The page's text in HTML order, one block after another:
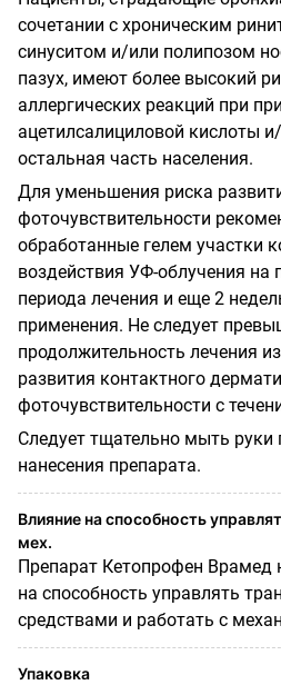
сочетании с хроническим
синуситом и/или полипозом
пазух, имеют более высокий
аллергических реакций при
ацетилсалициловой кислоты
остальная часть населения.
Для уменьшения риска
фоточувствительности
обработанные гелем участки
воздействия УФ-облучения на
периода лечения и еще 2
применения. Не следует
продолжительность лечения
развития контактного
фоточувствительности с
Следует тщательно мыть руки
нанесения препарата.
Влияние на способность
мех.
Препарат Кетопрофен Врамед
на способность управлять
средствами и работать с
Упаковка